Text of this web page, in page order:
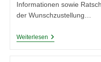
Informationen sowie
der Wunschzustellung…
WeiterlesenDie